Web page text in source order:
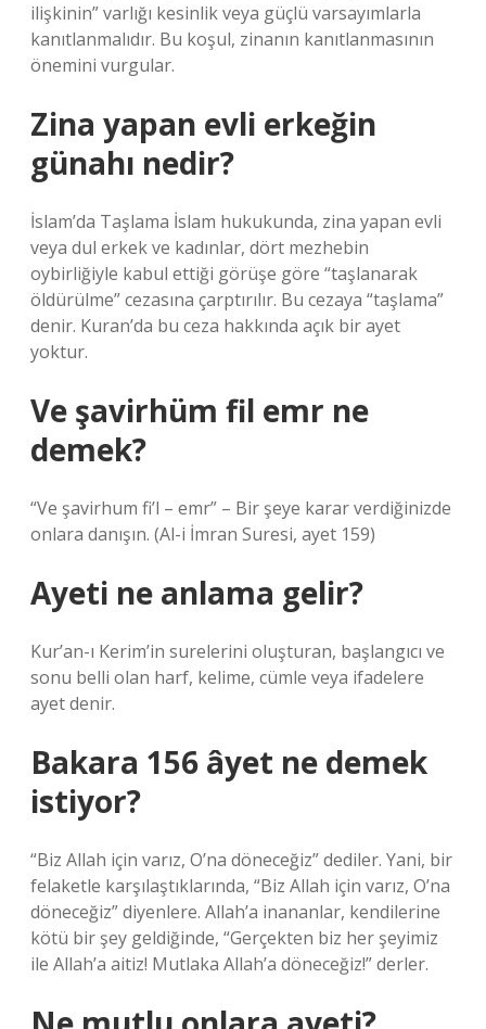
ilişkinin” varlığı kesinlik veya güçlü varsayımlarla
kanıtlanmalıdır. Bu koşul, zinanın kanıtlanmasının
önemini vurgular.
Zina yapan evli erkeğin
günahı nedir?
İslam’da Taşlama İslam hukukunda, zina yapan evli
veya dul erkek ve kadınlar, dört mezhebin
oybirliğiyle kabul ettiği görüşe göre “taşlanarak
öldürülme” cezasına çarptırılır. Bu cezaya “taşlama”
denir. Kuran’da bu ceza hakkında açık bir ayet
yoktur.
Ve şavirhüm fil emr ne
demek?
“Ve şavirhum fi’l – emr” – Bir şeye karar verdiğinizde
onlara danışın. (Al-i İmran Suresi, ayet 159)
Ayeti ne anlama gelir?
Kur’an-ı Kerim’in surelerini oluşturan, başlangıcı ve
sonu belli olan harf, kelime, cümle veya ifadelere
ayet denir.
Bakara 156 âyet ne demek
istiyor?
“Biz Allah için varız, O’na döneceğiz” dediler. Yani, bir
felaketle karşılaştıklarında, “Biz Allah için varız, O’na
döneceğiz” diyenlere. Allah’a inananlar, kendilerine
kötü bir şey geldiğinde, “Gerçekten biz her şeyimiz
ile Allah’a aitiz! Mutlaka Allah’a döneceğiz!” derler.